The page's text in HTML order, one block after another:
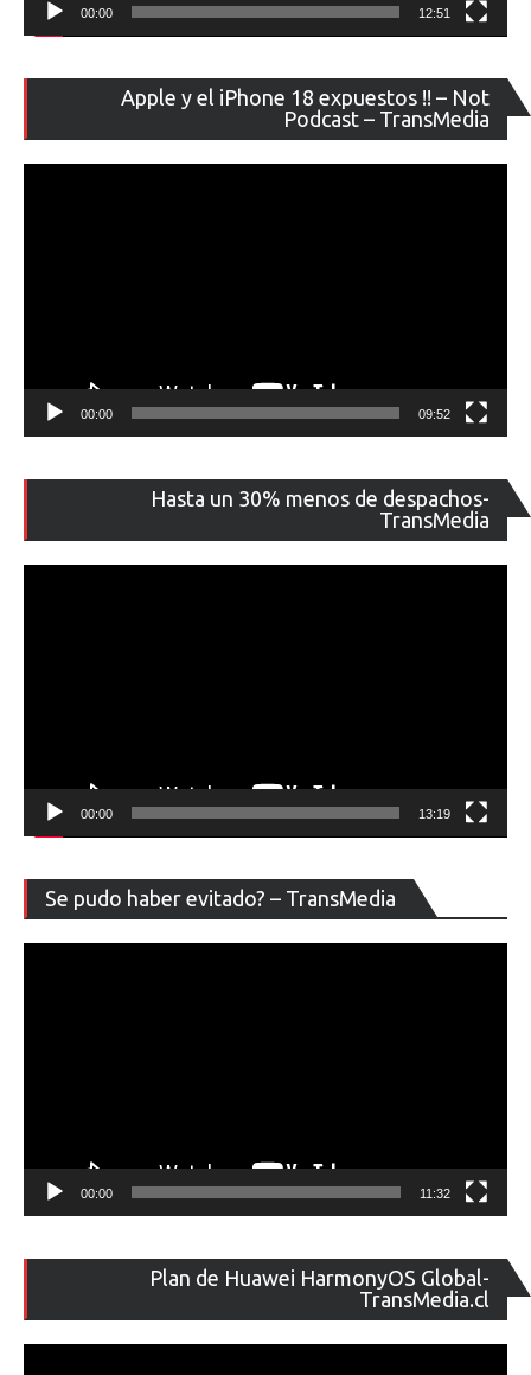
00:00 12:51
Apple y el iPhone 18 expuestos !! – Not
Podcast – TransMedia
de
00:00 09:52
Hasta un 30% menos de despachos-
TransMedia
de
00:00 13:19
Se pudo haber evitado? – TransMedia
de
00:00 11:32
Plan de Huawei HarmonyOS Global-
TransMedia.cl
de